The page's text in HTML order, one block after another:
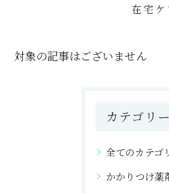
在宅ケ
対象の記事はございません
カテゴリー
全てのカテゴ
かかりつけ薬